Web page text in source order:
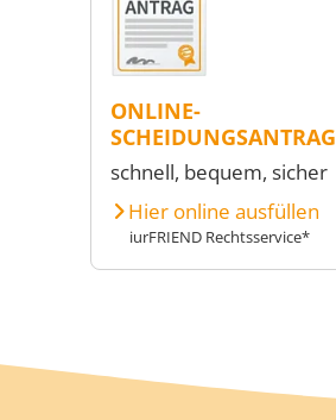
ONLINE-
SCHEIDUNGSANTRAG
schnell, bequem, sicher
Hier online ausfüllen
iurFRIEND Rechtsservice*